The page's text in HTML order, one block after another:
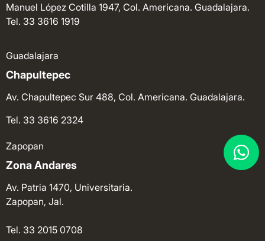
Manuel López Cotilla 1947, Col. Americana. Guadalajara.
Tel. 33 3616 1919
Guadalajara
Chapultepec
Av. Chapultepec Sur 488, Col. Americana. Guadalajara.
Tel. 33 3616 2324
Zapopan
Zona Andares
Av. Patria 1470, Universitaria.
Zapopan, Jal.
Tel. 33 2015 0708